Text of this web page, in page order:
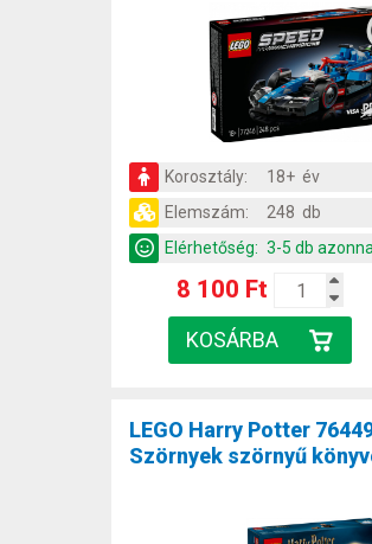
Korosztály:
18+ év
Elemszám:
248 db
Elérhetőség: 3-5 db
8 100 Ft
LEGO Harry Potter
Szörnyek szörnyű